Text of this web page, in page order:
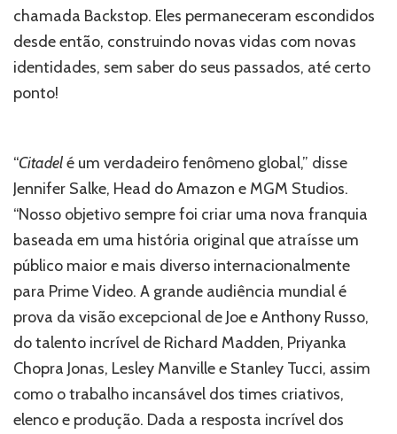
chamada Backstop. Eles permaneceram escondidos
desde então, construindo novas vidas com novas
identidades, sem saber do seus passados, até certo
ponto!
“Citadelé um verdadeiro fenômeno global,” disse
Jennifer Salke, Head do Amazon e MGM Studios.
“Nosso objetivo sempre foi criar uma nova franquia
baseada em uma história original que atraísse um
público maior e mais diverso internacionalmente
para Prime Video. A grande audiência mundial é
prova da visão excepcional de Joe e Anthony Russo,
do talento incrível de Richard Madden, Priyanka
Chopra Jonas, Lesley Manville e Stanley Tucci, assim
como o trabalho incansável dos times criativos,
elenco e produção. Dada a resposta incrível dos